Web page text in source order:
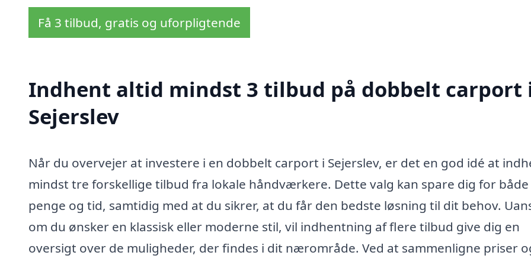
Få 3 tilbud, gratis og uforpligtende
Indhent altid mindst 3 tilbud på dobbelt carport
Sejerslev
Når du overvejer at investere i en dobbelt carport i Sejerslev, er det en god idé at
mindst tre forskellige tilbud fra lokale håndværkere. Dette valg kan spare dig for både
penge og tid, samtidig med at du sikrer, at du får den bedste løsning til dit behov.
om du ønsker en klassisk eller moderne stil, vil indhentning af flere tilbud give dig en
oversigt over de muligheder, der findes i dit nærområde. Ved at sammenligne priser